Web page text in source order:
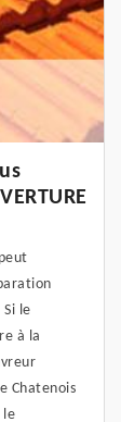
le
à la
Chatenois
le